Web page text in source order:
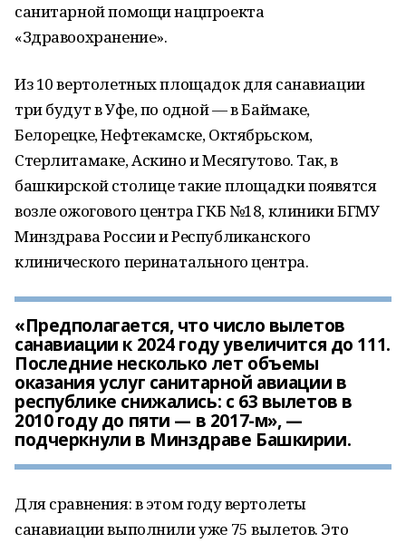
санитарной помощи нацпроекта
«Здравоохранение».
Из 10 вертолетных площадок для санавиации
три будут в Уфе, по одной — в Баймаке,
Белорецке, Нефтекамске, Октябрьском,
Стерлитамаке, Аскино и Месягутово. Так, в
башкирской столице такие площадки появятся
возле ожогового центра ГКБ №18, клиники БГМУ
Минздрава России и Республиканского
клинического перинатального центра.
«Предполагается, что число вылетов
санавиации к 2024 году увеличится до 111.
Последние несколько лет объемы
оказания услуг санитарной авиации в
республике снижались: с 63 вылетов в
2010 году до пяти — в 2017-м», —
подчеркнули в Минздраве Башкирии.
Для сравнения: в этом году вертолеты
санавиации выполнили уже 75 вылетов. Это